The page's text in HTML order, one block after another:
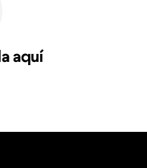
aquí